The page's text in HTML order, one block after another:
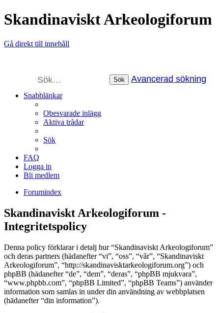
Skandinaviskt Arkeologiforum
Gå direkt till innehåll
Sök Avancerad sökning
Snabblänkar
Obesvarade inlägg
Aktiva trådar
Sök
FAQ
Logga in
Bli medlem
Forumindex
Skandinaviskt Arkeologiforum -
Integritetspolicy
Denna policy förklarar i detalj hur “Skandinaviskt Arkeologiforum”
och deras partners (hädanefter “vi”, “oss”, “vår”, “Skandinaviskt
Arkeologiforum”, “http://skandinavisktarkeologiforum.org”) och
phpBB (hädanefter “de”, “dem”, “deras”, “phpBB mjukvara”,
“www.phpbb.com”, “phpBB Limited”, “phpBB Teams”) använder
information som samlas in under din användning av webbplatsen
(hädanefter “din information”).